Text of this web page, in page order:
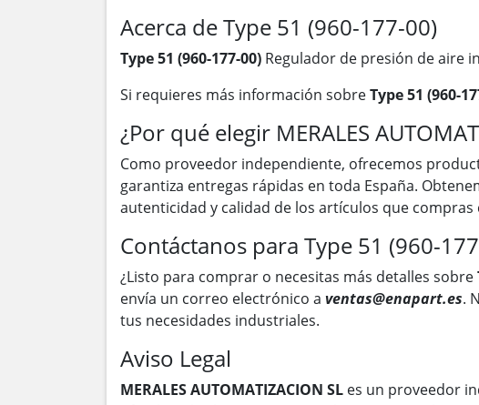
Acerca de Type 51 (960-177-00)
Type 51 (960-177-00) Regulador de presión de aire
Si requieres más información sobreType 51 (960-
¿Por qué elegir MERALES
Como proveedor independiente, ofrecemos
garantiza entregas rápidas en toda España.
autenticidad y calidad de los artículos que
Contáctanos para Type 51 (960-
¿Listo para comprar o necesitas más detalles sobre
envía un correo electrónico a ventas@enapart.es.
tus necesidades industriales.
Aviso Legal
MERALES AUTOMATIZACION SL es un proveedor